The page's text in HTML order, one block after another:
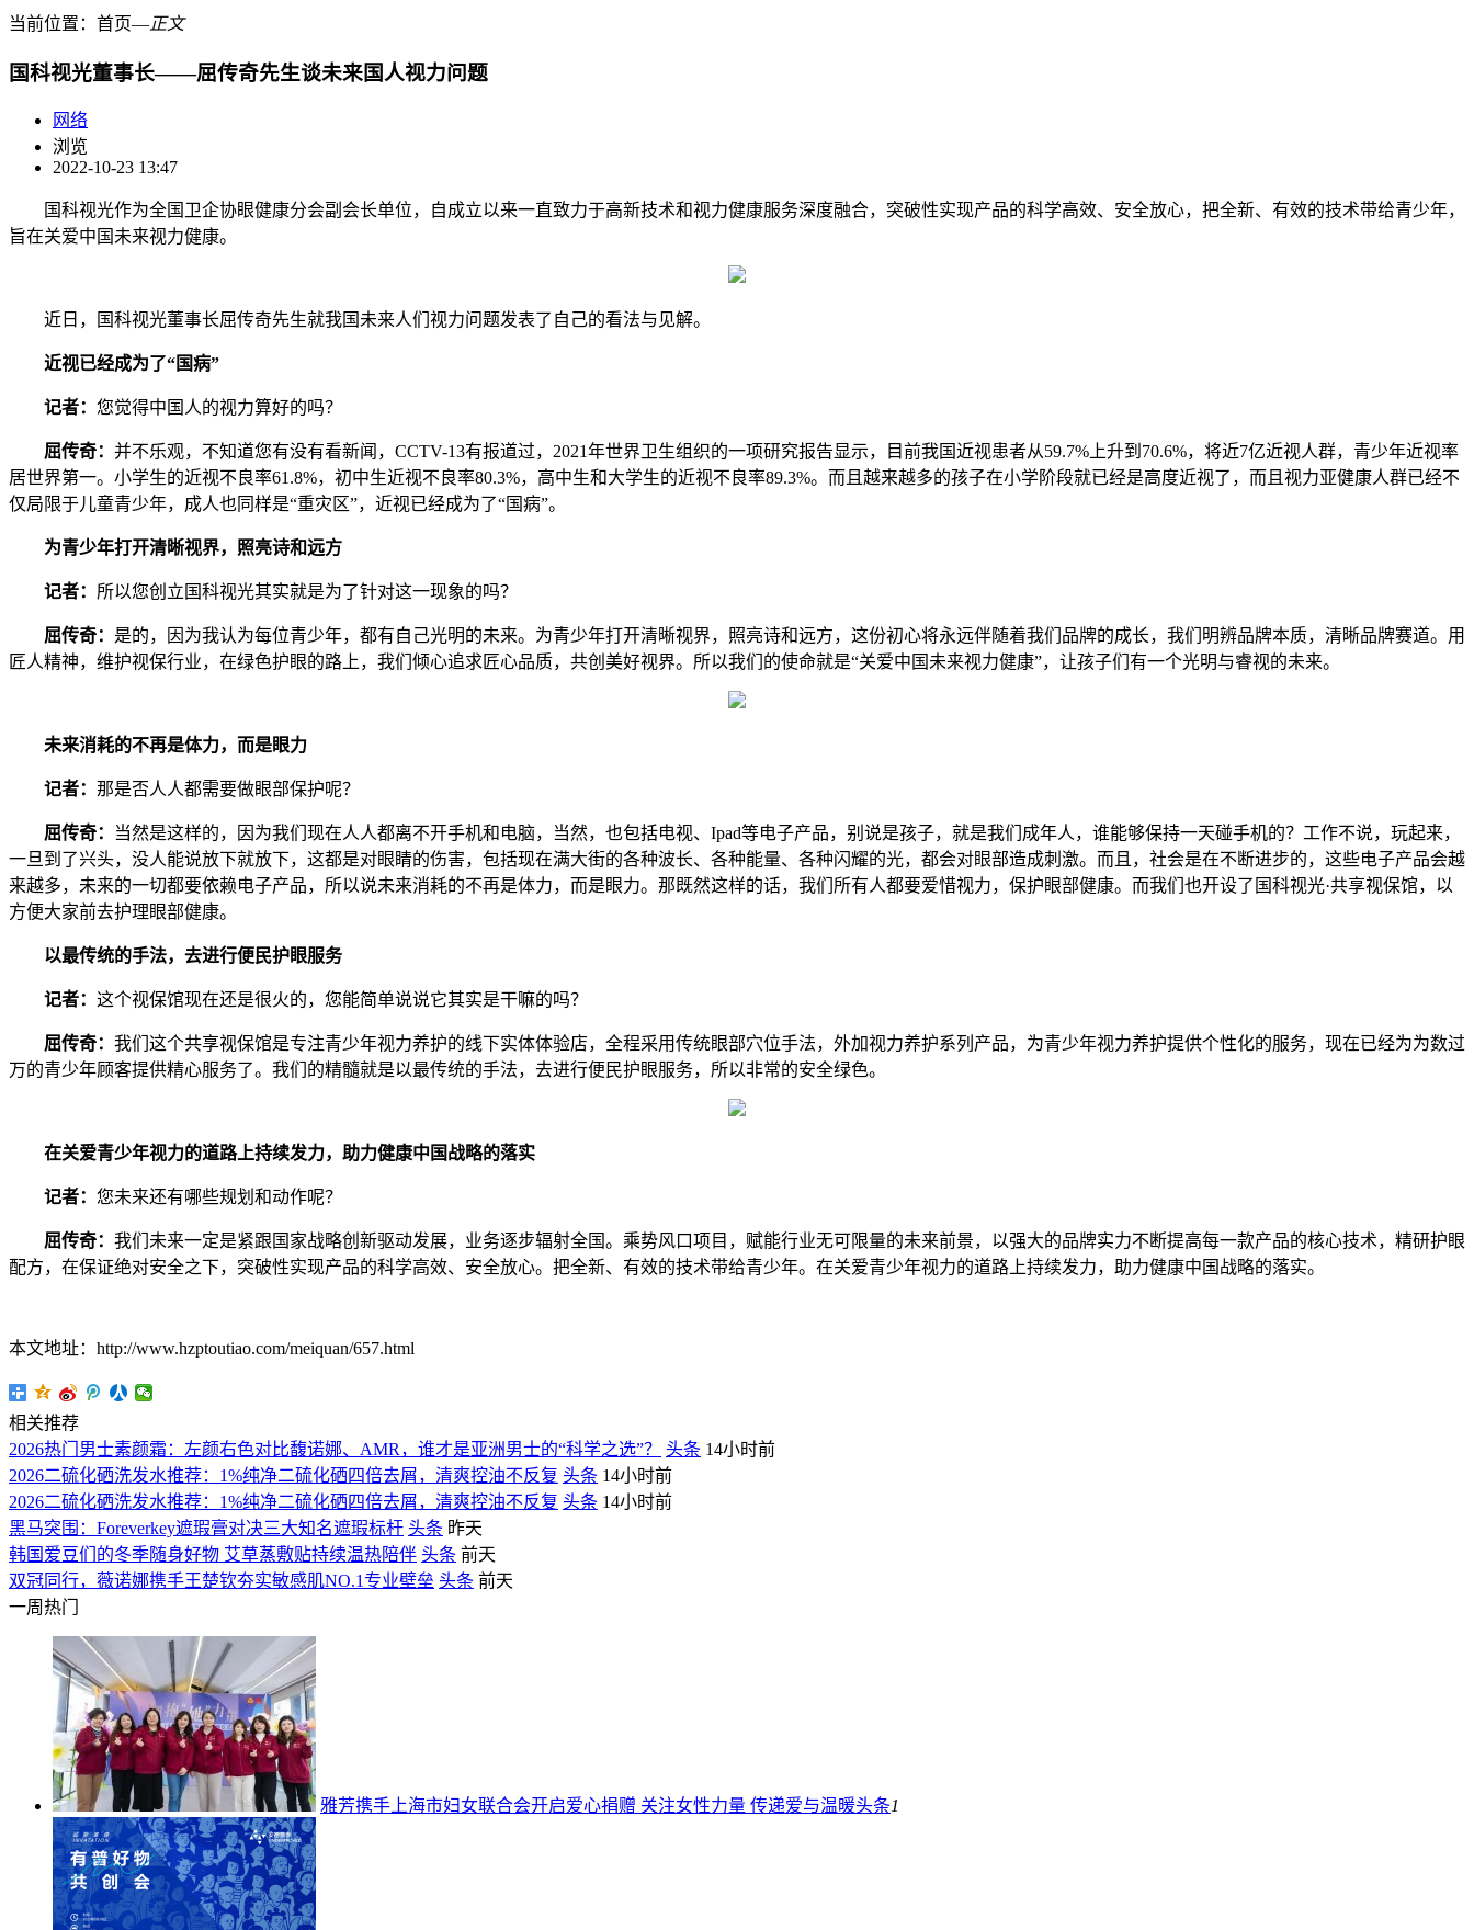
当前位置： 首页―正文
国科视光董事长——屈传奇先生谈未来国人视力问题
网络
浏览
2022-10-23 13:47
国科视光作为全国卫企协眼健康分会副会长单位，自成立以来一直致力于高新技术和视力健康服务深度融合，突破性实现产品的科学高效、安全放心，把全新、有效的技术带给青少年，
旨在关爱中国未来视力健康。
近日，国科视光董事长屈传奇先生就我国未来人们视力问题发表了自己的看法与见解。
近视已经成为了“国病”
记者： 您觉得中国人的视力算好的吗？
屈传奇： 并不乐观，不知道您有没有看新闻，CCTV-13有报道过，2021年世界卫生组织的一项研究报告显示，目前我国近视患者从59.7%上升到70.6%，将近7亿近视人群，青少年近视率
居世界第一。小学生的近视不良率61.8%，初中生近视不良率80.3%，高中生和大学生的近视不良率89.3%。而且越来越多的孩子在小学阶段就已经是高度近视了，而且视力亚健康人群已经不
仅局限于儿童青少年，成人也同样是“重灾区”，近视已经成为了“国病”。
为青少年打开清晰视界， 照亮诗和远方
记者： 所以您创立国科视光其实就是为了针对这一现象的吗？
屈传奇： 是的，因为我认为每位青少年，都有自己光明的未来。为青少年打开清晰视界，照亮诗和远方，这份初心将永远伴随着我们品牌的成长，我们明辨品牌本质，清晰品牌赛道。用
匠人精神，维护视保行业，在绿色护眼的路上，我们倾心追求匠心品质，共创美好视界。所以我们的使命就是“关爱中国未来视力健康”，让孩子们有一个光明与睿视的未来。
未来消耗的不再是体力，而是眼力
记者： 那是否人人都需要做眼部保护呢？
屈传奇：
当然是这样的，因为我们现在人人都离不开手机和电脑，当然，也包括电视、Ipad等电子产品，别说是孩子，就是我们成年人，谁能够保持一天碰手机的？工作不说，玩起来，
一旦到了兴头，没人能说放下就放下，这都是对眼睛的伤害，包括现在满大街的各种波长、各种能量、各种闪耀的光，都会对眼部造成刺激。而且，社会是在不断进步的，这些电子产品会越
来越多，未来的一切都要依赖电子产品，所以说未来消耗的不再是体力，而是眼力。那既然这样的话，我们所有人都要爱惜视力，保护眼部健康。而我们也开设了国科视光·共享视保馆，以
方便大家前去护理眼部健康。
以最传统的手法，去进行便民护眼服务
记者： 这个视保馆现在还是很火的，您能简单说说它其实是干嘛的吗？
屈传奇： 我们这个共享视保馆是专注青少年视力养护的线下实体体验店，全程采用传统眼部穴位手法，外加视力养护系列产品，为青少年视力养护提供个性化的服务，现在已经为为数过
万的青少年顾客提供精心服务了。我们的精髓就是以最传统的手法，去进行便民护眼服务，所以非常的安全绿色。
在关爱青少年视力的道路上持续发力，助力健康中国战略的落实
记者： 您未来还有哪些规划和动作呢？
屈传奇： 我们未来一定是紧跟国家战略创新驱动发展，业务逐步辐射全国。乘势风口项目，赋能行业无可限量的未来前景，以强大的品牌实力不断提高每一款产品的核心技术，精研护眼
配方，在保证绝对安全之下，突破性实现产品的科学高效、安全放心。把全新、有效的技术带给青少年。在关爱青少年视力的道路上持续发力，助力健康中国战略的落实。
本文地址：http://www.hzptoutiao.com/meiquan/657.html
相关推荐
2026热门男士素颜霜：左颜右色对比馥诺娜、AMR，谁才是亚洲男士的“科学之选”？
头条 14小时前
2026二硫化硒洗发水推荐：1%纯净二硫化硒四倍去屑，清爽控油不反复 头条 14小时前
2026二硫化硒洗发水推荐：1%纯净二硫化硒四倍去屑，清爽控油不反复 头条 14小时前
黑马突围：Foreverkey遮瑕膏对决三大知名遮瑕标杆 头条 昨天
韩国爱豆们的冬季随身好物 艾草蒸敷贴持续温热陪伴 头条 前天
双冠同行，薇诺娜携手王楚钦夯实敏感肌NO.1专业壁垒 头条 前天
一周热门
雅芳携手上海市妇女联合会开启爱心捐赠 关注女性力量 传递爱与温暖头条1